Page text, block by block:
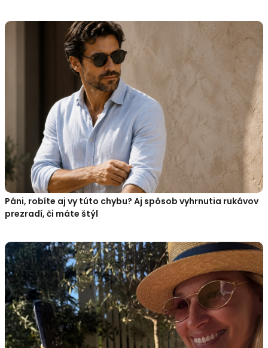
Páni, robíte aj vy túto chybu? Aj spôsob vyhrnutia rukávov
prezradí, či máte štýl